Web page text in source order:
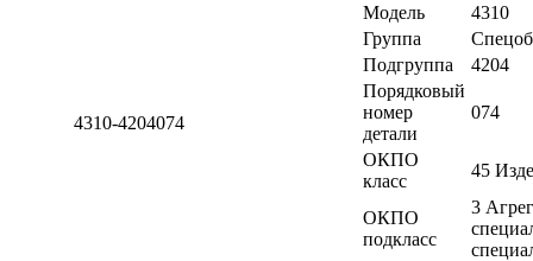
4310-4204074
Модель
4310
Группа
Подгруппа
4204
Порядковый
номер
детали
074
ОКПО
класс
45
ОКПО
подкласс
3